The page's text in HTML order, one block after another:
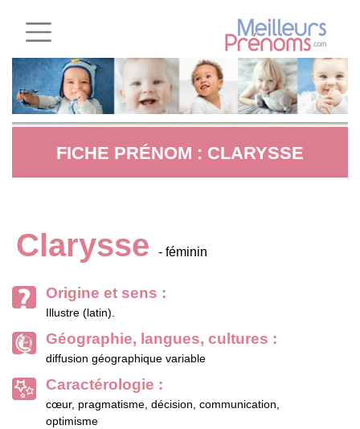
FICHE PRÉNOM : CLARYSSE
Clarysse - féminin
Origine et sens :
Illustre (latin).
Géographie, langues, cultures :
diffusion géographique variable
Caractérologie :
cœur, pragmatisme, décision, communication,
optimisme